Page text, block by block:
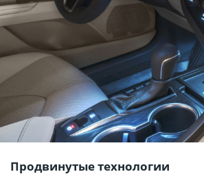
Продвинутые технологии